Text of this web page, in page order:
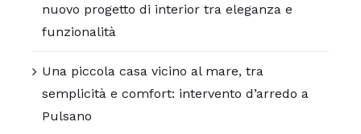
nuovo progetto di interior tra eleganza e
funzionalità
Una piccola casa vicino al mare, tra
semplicità e comfort: intervento d’arredo a
Pulsano